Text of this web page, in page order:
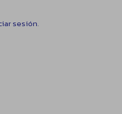
sesión.